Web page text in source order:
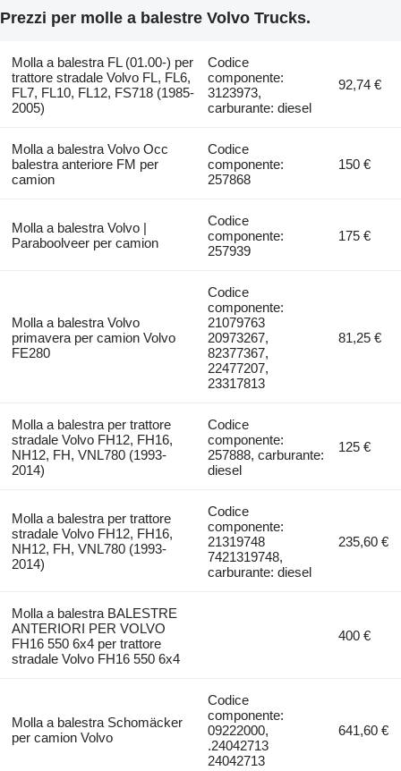
Prezzi per molle a balestre Volvo Trucks.
Molla a balestra FL (01.00-) per
trattore stradale Volvo FL, FL6,
FL7, FL10, FL12, FS718 (1985-
2005)
Codice
componente:
3123973,
carburante: diesel
92,74 €
Molla a balestra Volvo Occ
balestra anteriore FM per
camion
Codice
componente:
257868
150 €
Molla a balestra Volvo |
Paraboolveer per camion
Codice
componente:
257939
175 €
Molla a balestra Volvo
primavera per camion Volvo
FE280
Codice
componente:
21079763
20973267,
82377367,
22477207,
23317813
81,25 €
Molla a balestra per trattore
stradale Volvo FH12, FH16,
NH12, FH, VNL780 (1993-
2014)
Codice
componente:
257888, carburante:
diesel
125 €
Molla a balestra per trattore
stradale Volvo FH12, FH16,
NH12, FH, VNL780 (1993-
2014)
Codice
componente:
21319748
7421319748,
carburante: diesel
235,60 €
Molla a balestra BALESTRE
ANTERIORI PER VOLVO
FH16 550 6x4 per trattore
stradale Volvo FH16 550 6x4
400 €
Molla a balestra Schomäcker
per camion Volvo
Codice
componente:
09222000,
.24042713
24042713
641,60 €